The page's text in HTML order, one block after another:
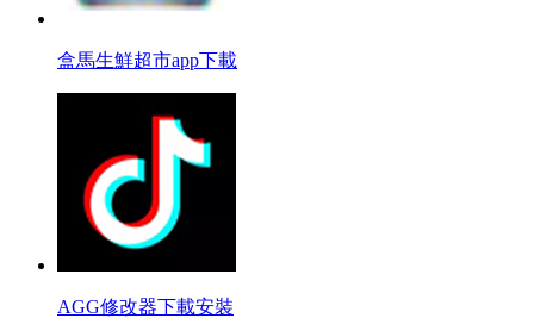
盒馬生鮮超市app下載
AGG修改器下載安裝